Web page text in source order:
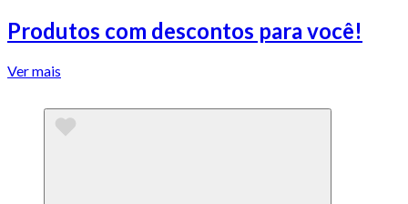
Produtos com descontos para você!
Ver mais